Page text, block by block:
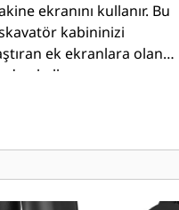
ekranını kullanır. Bu
kabininizi
ek ekranlara olan
kalkar.